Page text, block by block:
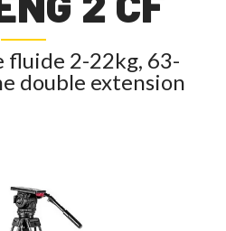
fluide 2-22kg, 63-
double extension